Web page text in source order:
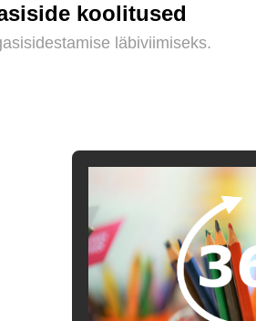
koolitused
läbiviimiseks.